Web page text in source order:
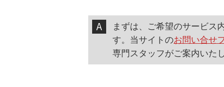
まずは、ご希望のサービス
す。当サイトのお問い合せ
専門スタッフがご案内いた